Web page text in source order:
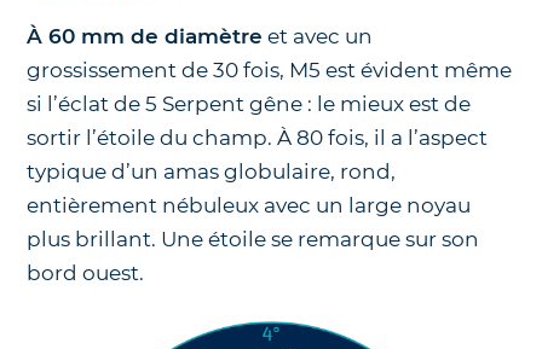
À 60 mm de diamètre et avec un
grossissement de 30 fois, M5 est évident même
si l’éclat de 5 Serpent gêne : le mieux est de
sortir l’étoile du champ. À 80 fois, il a l’aspect
typique d’un amas globulaire, rond,
entièrement nébuleux avec un large noyau
plus brillant. Une étoile se remarque sur son
bord ouest.